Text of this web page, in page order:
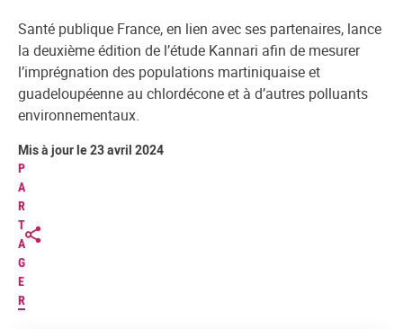
Santé publique France, en lien avec ses partenaires, lance
la deuxième édition de l’étude Kannari afin de mesurer
l’imprégnation des populations martiniquaise et
guadeloupéenne au chlordécone et à d’autres polluants
environnementaux.
P
A
R
T
A
G
E
R
Mis à jour le 23 avril 2024